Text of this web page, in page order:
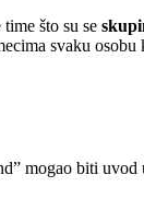
što su se
svaku
mogao biti